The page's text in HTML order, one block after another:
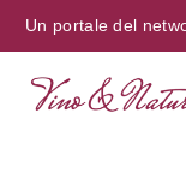
Un portale del